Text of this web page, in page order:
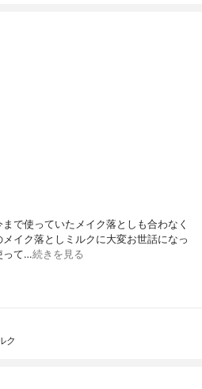
で使っていたメイク落としも合わなく
イク落としミルクに大変お世話になっ
って…続きを見る
ク